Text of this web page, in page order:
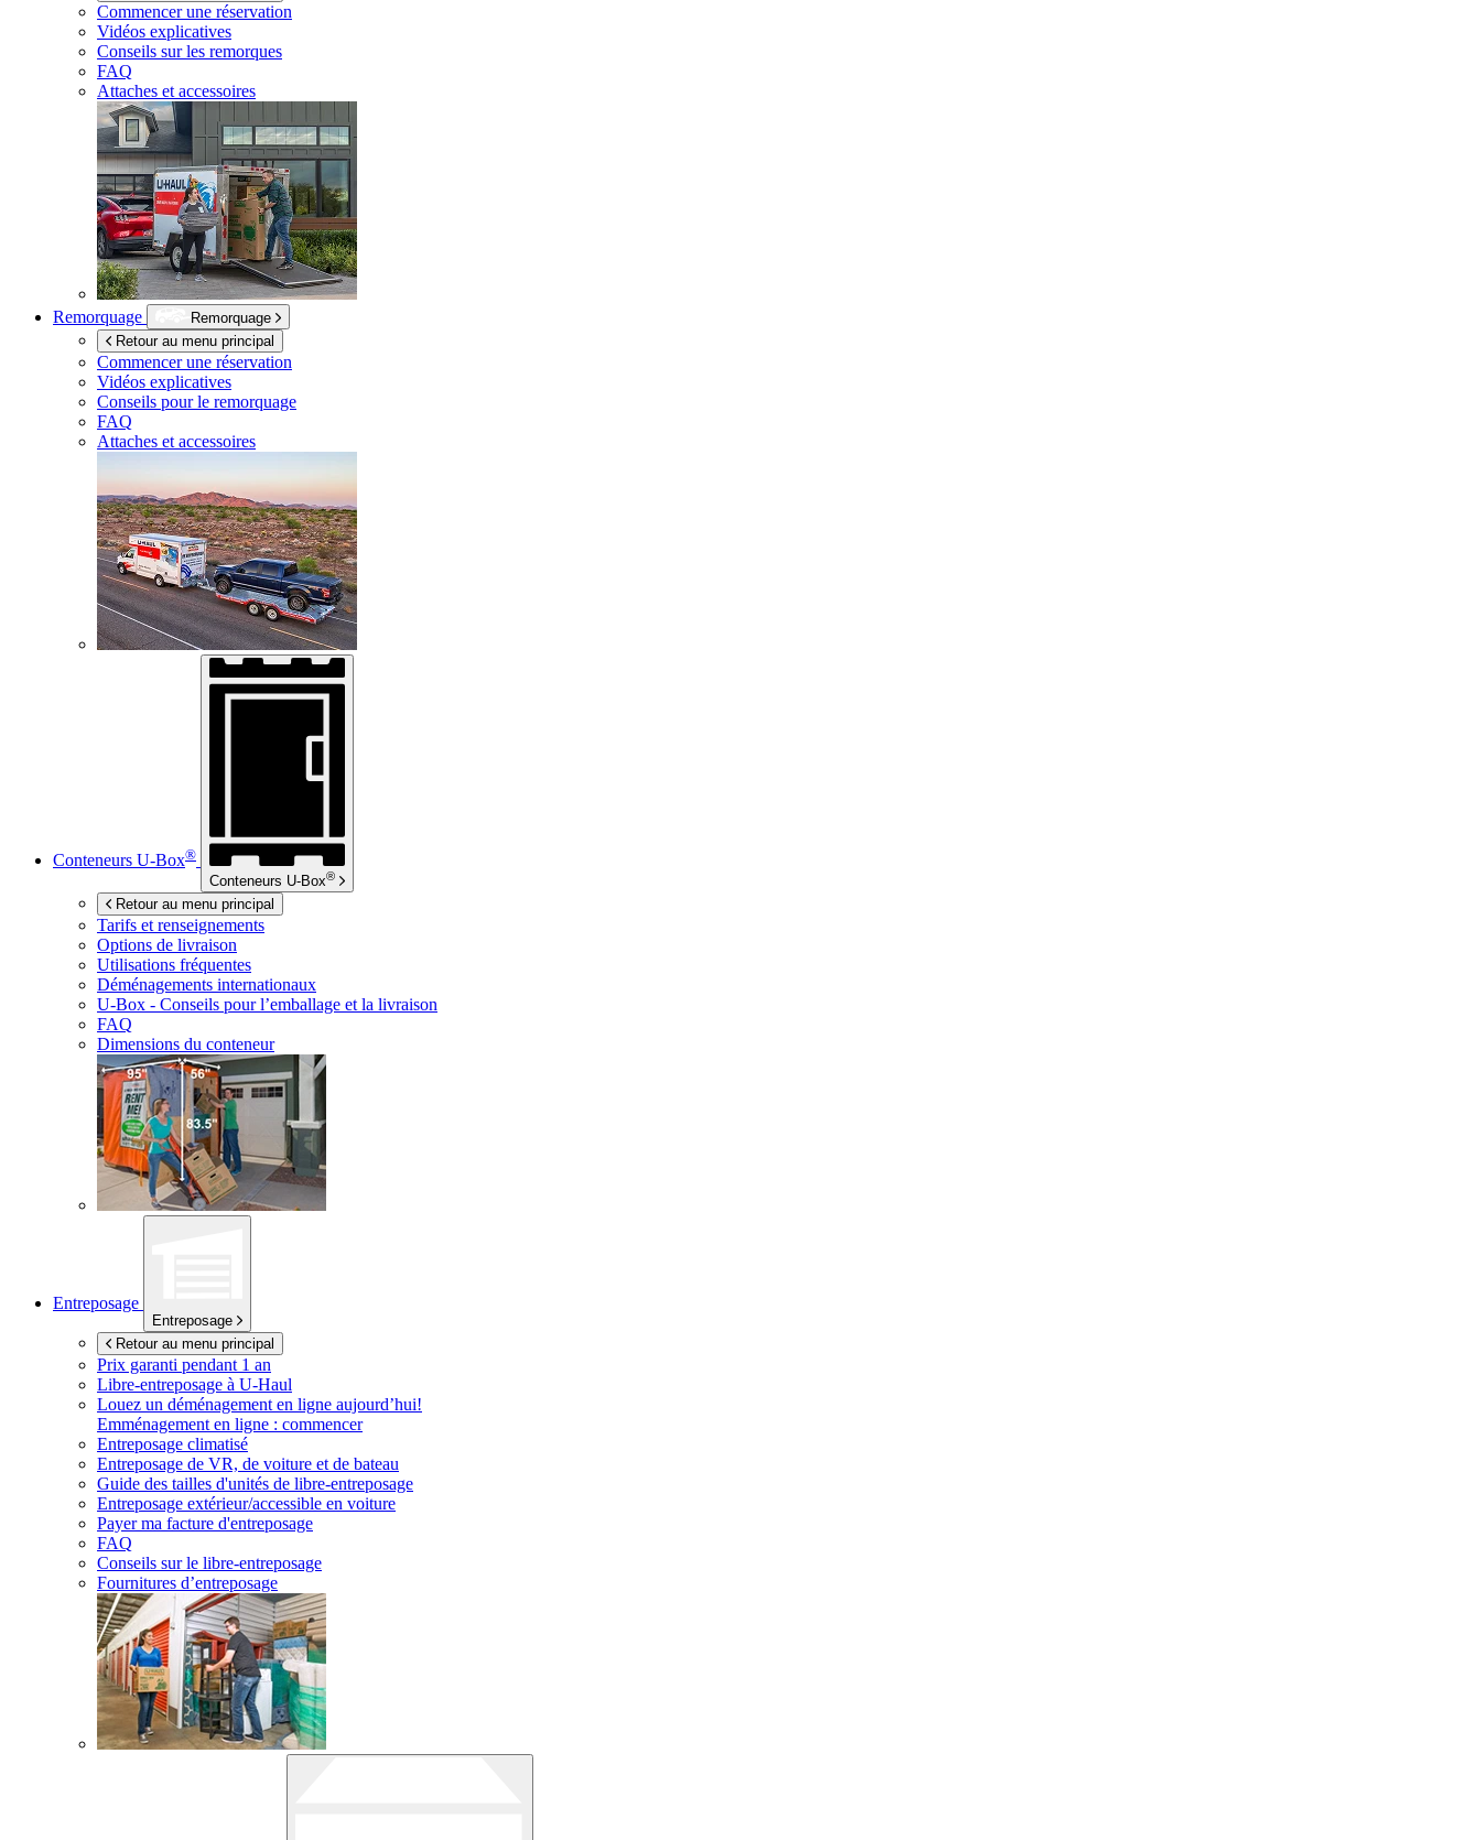
Commencer une réservation
Vidéos explicatives
Conseils sur les remorques
FAQ
Attaches et accessoires
Remorquage
Remorquage
Retour au menu principal
Commencer une réservation
Vidéos explicatives
Conseils pour le remorquage
FAQ
Attaches et accessoires
Conteneurs U-Box®
Conteneurs U-Box®
Retour au menu principal
Tarifs et renseignements
Options de livraison
Utilisations fréquentes
Déménagements internationaux
U-Box - Conseils pour l’emballage et la livraison
FAQ
Dimensions du conteneur
Entreposage
Entreposage
Retour au menu principal
Prix garanti pendant 1 an
Libre-entreposage à U-Haul
Louez un déménagement en ligne aujourd’hui!
Emménagement en ligne : commencer
Entreposage climatisé
Entreposage de VR, de voiture et de bateau
Guide des tailles d'unités de libre-entreposage
Entreposage extérieur/accessible en voiture
Payer ma facture d'entreposage
FAQ
Conseils sur le libre-entreposage
Fournitures d’entreposage